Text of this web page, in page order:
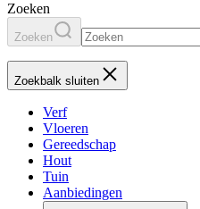
Zoeken
Zoeken
Zoekbalk sluiten
Verf
Vloeren
Gereedschap
Hout
Tuin
Aanbiedingen